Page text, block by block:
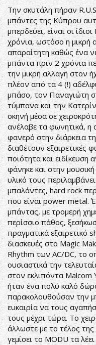
Την σκυτάλη πήραν
μπάντες της Κύπρου
μπερδεύει, είναι οι
χρόνια, ωστόσο η μικρή
απαραίτητη καθώς ένα
μπάντα πριν 2 χρόνια
την μικρή αλλαγή στον
πλέον από τα 4 (!)
μπάσο, τον Παναγιώτη
τύμπανα και την
σκηνή μέσα σε
ανέλαβε τα φωνητικά, η
φανερό στην διάρκεια
διαθέτουν εξαιρετικές
ποιότητα και
φάνηκε και στην
υλικό τους
μπαλάντες, hard rock
που είναι power metal.
μπάντας, με τρομερή
περίσσιο πάθος,
πραγματικά εξαιρετικό
διασκευές στο Magic
Rhythm των AC/DC, το
ουσιαστικά την
στον εκλιπόντα Malcom
ήταν ένα πολύ καλό
παρακολουθούσαν την
ευκαιρία να τους
τους μέχρι τώρα. Το
άλλωστε με το τέλος
γεμίσει το MODU τα